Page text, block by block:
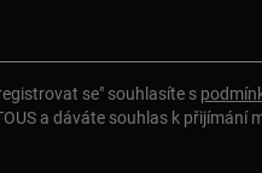
se" souhlasíte s
a dáváte souhlas k přijímání